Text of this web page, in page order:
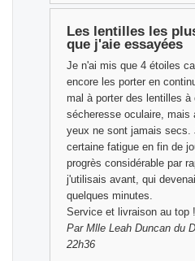
Les lentilles les
que j'aie essayées
Je n'ai mis que 4 étoiles
encore les porter en
mal à porter des lentilles à
sécheresse oculaire, mais
yeux ne sont jamais secs.
certaine fatigue en fin de
progrès considérable par
j'utilisais avant, qui
quelques minutes.
Service et livraison au top !
Par Mlle Leah Duncan du
22h36